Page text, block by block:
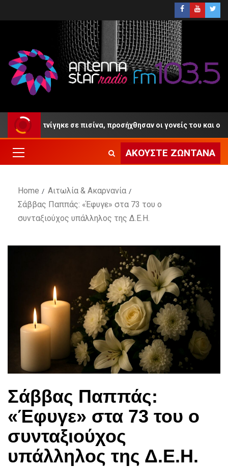
πνίγηκε σε πισίνα, προσήχθησαν οι γονείς του και ο
ΑΚΟΎΣΤΕ ΖΩΝΤΑΝΆ
Home
Αιτωλία & Ακαρνανία
Σάββας Παππάς: «Έφυγε» στα 73 του ο
συνταξιούχος υπάλληλος της Δ.Ε.Η.
Σάββας Παππάς:
«Έφυγε» στα 73 του ο
συνταξιούχος
υπάλληλος της Δ.Ε.Η.